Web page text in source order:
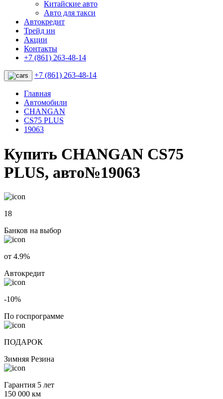
Китайские авто
Авто для такси
Автокредит
Трейд ин
Акции
Контакты
+7 (861) 263-48-14
+7 (861) 263-48-14
Главная
Автомобили
CHANGAN
CS75 PLUS
19063
Купить CHANGAN CS75
PLUS, авто№19063
18
Банков на выбор
от 4.9%
Автокредит
-10%
По госпрограмме
ПОДАРОК
Зимняя Резина
Гарантия 5 лет
150 000 км